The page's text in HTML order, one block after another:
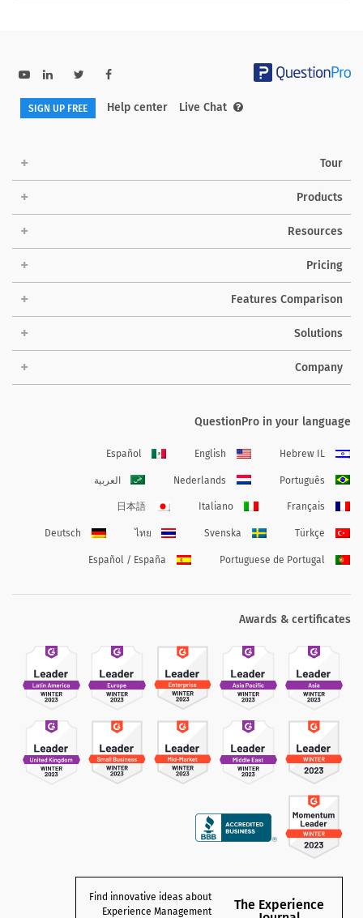
Help center Live Chat
SIGN UP FREE
Tour
Products
Resources
Pricing
Features Comparison
Solutions
Company
QuestionPro in your language
Hebrew IL
English
Español
Português
Nederlands العربية
Français
Italiano
日本語
Türkçe
Svenska
ไทย
Deutsch
Portuguese de Portugal
Español / España
Awards & certificates
The Experience
Find innovative ideas about
Experience Management